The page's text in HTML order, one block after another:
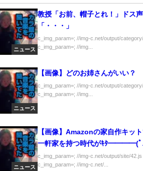
ニュース
教授「お前、帽子とれ！」ドス
「・・・」
c_img_param=; //img-c.net/output/
c_img_param=; //img...
ニュース
【画像】どのお姉さんがいい？
c_img_param=; //img-c.net/output/
c_img_param=; //img...
ニュース
【画像】Amazonの家自作キッ
一軒家を持つ時代がｷﾀ━━━━(ﾟ
∀ﾟ)━━━━!!
c_img_param=; //img-c.net/output/site/42.js
c_img_param=; //img-c.net/...